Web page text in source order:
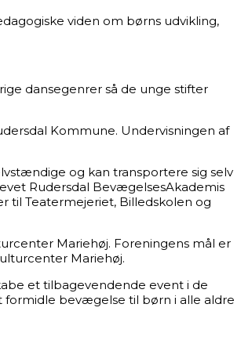
viden om børns udvikling,
dansegenrer så de unge stifter
Kommune. Undervisningen af
og kan transportere sig selv
Rudersdal BevægelsesAkademis
til Teatermejeriet, Billedskolen og
Mariehøj. Foreningens mål er
Mariehøj.
et tilbagevendende event i de
bevægelse til børn i alle aldre